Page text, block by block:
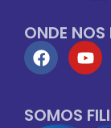
ONDE
SOMOS